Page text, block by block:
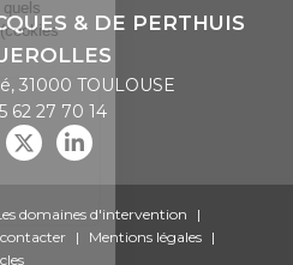
& DE PERTHUIS
31000 TOULOUSE
62 27 70 14
domaines d'intervention
Mentions légales